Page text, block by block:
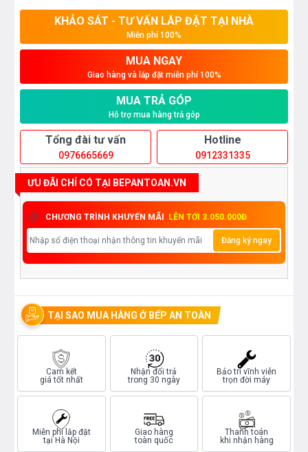
KHẢO SÁT - TƯ VẤN LẮP ĐẶT TẠI NHÀ
Miễn phí 100%
MUA NGAY
Giao hàng và lắp đặt miễn phí 100%
MUA TRẢ GÓP
Hỗ trợ mua hàng trả góp
Tổng đài tư vấn
0976665669
Hotline
0912331335
ƯU ĐÃI CHỈ CÓ TẠI BEPANTOAN.VN
CHƯƠNG TRÌNH KHUYẾN MÃI LÊN TỚI 3.050.000Đ
Đăng ký ngay
TẠI SAO MUA HÀNG Ở BẾP AN TOÀN
Cam kết
giá tốt nhất
Nhận đổi trả
trong 30 ngày
Bảo trì vĩnh viễn
trọn đời máy
Miễn phí lắp đặt
tại Hà Nội
Giao hàng
toàn quốc
Thanh toán
khi nhận hàng